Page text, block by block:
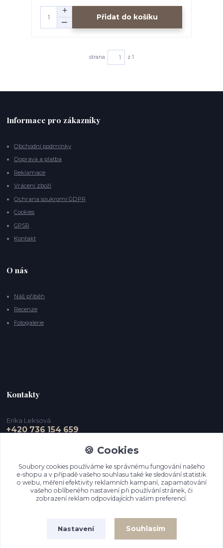
Přidat do košíku
strana z 1
Informace pro zákazníky
Obchodní podmínky
Doprava a platba
Reklamace
Vrácení zboží
Ochrana soukromí GDPR
Cookies
GPSR
Kontakt
O nás
Náš příběh
Recenze
Fotogalerie
Kontakty
Erika Leksová
+420 736 154 659
info@ejdesign.cz
Upravit sběr cookies.
🍪 Cookies
Soubory cookies používáme ke správnému fungování našeho
e-shopu a v případě vašeho souhlasu také ke sledování statistik
o webu, měření efektivity reklamních kampaní, zapamatování
vašeho oblíbeného nastavení při používání stránek, či
zobrazení reklam odpovídajících vašim preferencí.
Nastavení Souhlasím